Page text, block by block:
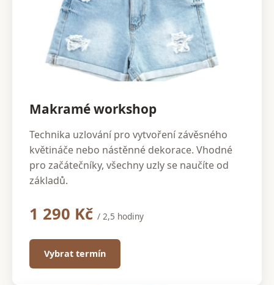
Makramé workshop
Technika uzlování pro vytvoření závěsného
květináče nebo nástěnné dekorace. Vhodné
pro začátečníky, všechny uzly se naučíte od
základů.
1 290 Kč / 2,5 hodiny
Vybrat termín